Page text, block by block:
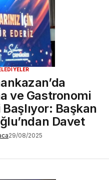
ve Gastronomi
Başkan
Davet
29/08/2025